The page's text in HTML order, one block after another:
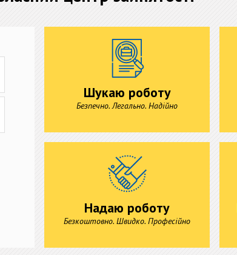
Шукаю роботу
Безпечно. Легально. Надійно
Надаю роботу
Безкоштовно. Швидко. Професійно